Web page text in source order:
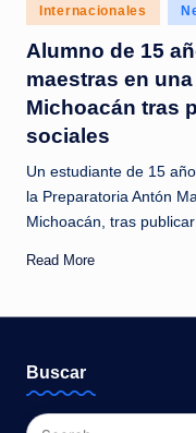
c
i
a
s
l
i
n
a
n
Posted
in
Internacionales
Alumno de 15
maestras en
Michoacán tras
sociales
Un estudiante de 15
la Preparatoria Antón
Michoacán, tras
Read More
Buscar